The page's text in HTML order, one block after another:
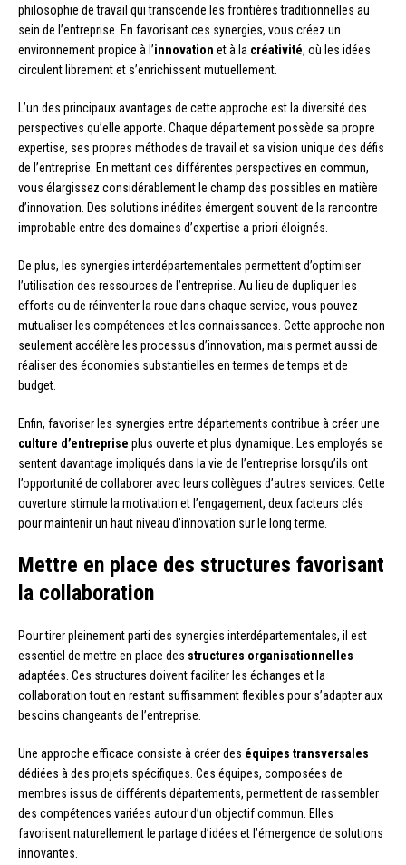
philosophie de travail qui transcende les frontières traditionnelles au
sein de l’entreprise. En favorisant ces synergies, vous créez un
environnement propice à l’innovation et à la créativité, où les idées
circulent librement et s’enrichissent mutuellement.
L’un des principaux avantages de cette approche est la diversité des
perspectives qu’elle apporte. Chaque département possède sa propre
expertise, ses propres méthodes de travail et sa vision unique des défis
de l’entreprise. En mettant ces différentes perspectives en commun,
vous élargissez considérablement le champ des possibles en matière
d’innovation. Des solutions inédites émergent souvent de la rencontre
improbable entre des domaines d’expertise a priori éloignés.
De plus, les synergies interdépartementales permettent d’optimiser
l’utilisation des ressources de l’entreprise. Au lieu de dupliquer les
efforts ou de réinventer la roue dans chaque service, vous pouvez
mutualiser les compétences et les connaissances. Cette approche non
seulement accélère les processus d’innovation, mais permet aussi de
réaliser des économies substantielles en termes de temps et de
budget.
Enfin, favoriser les synergies entre départements contribue à créer une
culture d’entreprise plus ouverte et plus dynamique. Les employés se
sentent davantage impliqués dans la vie de l’entreprise lorsqu’ils ont
l’opportunité de collaborer avec leurs collègues d’autres services. Cette
ouverture stimule la motivation et l’engagement, deux facteurs clés
pour maintenir un haut niveau d’innovation sur le long terme.
Mettre en place des structures favorisant
la collaboration
Pour tirer pleinement parti des synergies interdépartementales, il est
essentiel de mettre en place des structures organisationnelles
adaptées. Ces structures doivent faciliter les échanges et la
collaboration tout en restant suffisamment flexibles pour s’adapter aux
besoins changeants de l’entreprise.
Une approche efficace consiste à créer des équipes transversales
dédiées à des projets spécifiques. Ces équipes, composées de
membres issus de différents départements, permettent de rassembler
des compétences variées autour d’un objectif commun. Elles
favorisent naturellement le partage d’idées et l’émergence de solutions
innovantes.